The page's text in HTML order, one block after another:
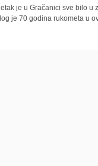
je u Gračanici sve bilo u
je 70 godina rukometa u